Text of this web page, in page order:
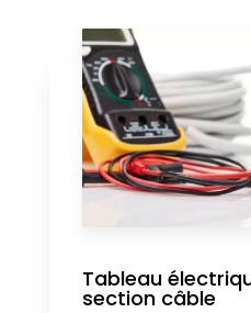
Tableau
section câble